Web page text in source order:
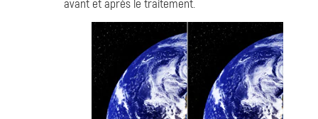
avant et après le traitement.